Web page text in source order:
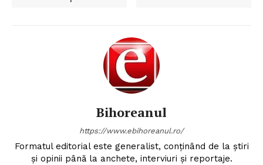
Bihoreanul
https://www.ebihoreanul.ro/
Formatul editorial este generalist, conţinând de la ştiri
şi opinii până la anchete, interviuri şi reportaje.